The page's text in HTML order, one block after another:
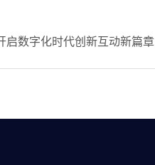
启数字化时代创新互动新篇章